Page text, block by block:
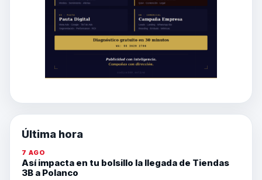
Última hora
7 AGO
Así impacta en tu bolsillo la llegada de Tiendas
3B a Polanco